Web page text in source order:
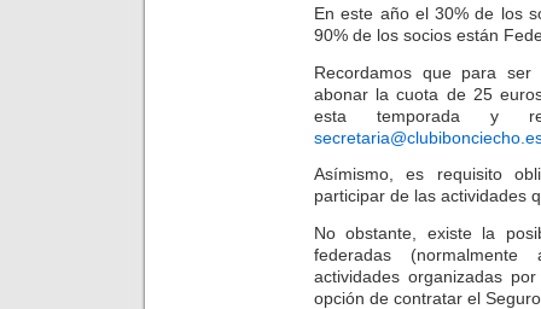
En este año el 30% de los
90% de los socios están
Recordamos que para
abonar la cuota de 25
esta temporada y
Asímismo, es requisito
participar de las actividades
No obstante, existe la
federadas
actividades organizadas
opción de contratar el